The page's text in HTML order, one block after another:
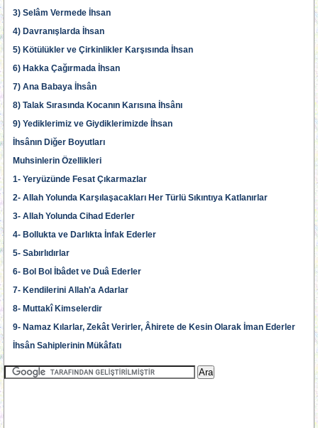
3) Selâm Vermede İhsan
4) Davranışlarda İhsan
5) Kötülükler ve Çirkinlikler Karşısında İhsan
6) Hakka Çağırmada İhsan
7) Ana Babaya İhsân
8) Talak Sırasında Kocanın Karısına İhsânı
9) Yediklerimiz ve Giydiklerimizde İhsan
İhsânın Diğer Boyutları
Muhsinlerin Özellikleri
1- Yeryüzünde Fesat Çıkarmazlar
2- Allah Yolunda Karşılaşacakları Her Türlü Sıkıntıya Katlanırlar
3- Allah Yolunda Cihad Ederler
4- Bollukta ve Darlıkta İnfak Ederler
5- Sabırlıdırlar
6- Bol Bol İbâdet ve Duâ Ederler
7- Kendilerini Allah'a Adarlar
8- Muttakî Kimselerdir
9- Namaz Kılarlar, Zekât Verirler, Âhirete de Kesin Olarak İman Ederler
İhsân Sahiplerinin Mükâfatı